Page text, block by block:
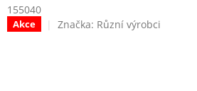
155040
Akce Značka: Různí výrobci